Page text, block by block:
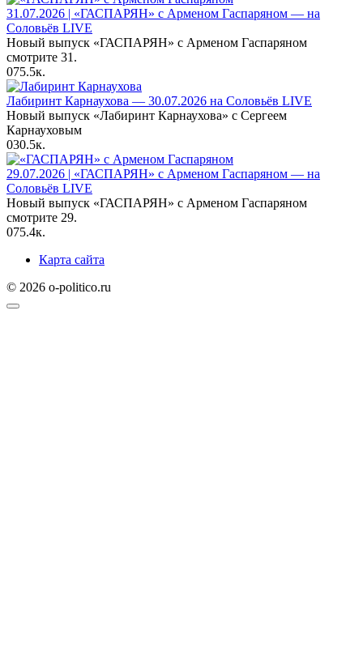
31.07.2026 | «ГАСПАРЯН» с Арменом Гаспаряном — на
Соловьёв LIVE
Новый выпуск «ГАСПАРЯН» с Арменом Гаспаряном
смотрите 31.
075.5к.
Лабиринт Карнаухова — 30.07.2026 на Соловьёв LIVE
Новый выпуск «Лабиринт Карнаухова» с Сергеем
Карнауховым
030.5к.
29.07.2026 | «ГАСПАРЯН» с Арменом Гаспаряном — на
Соловьёв LIVE
Новый выпуск «ГАСПАРЯН» с Арменом Гаспаряном
смотрите 29.
075.4к.
Карта сайта
© 2026 o-politico.ru